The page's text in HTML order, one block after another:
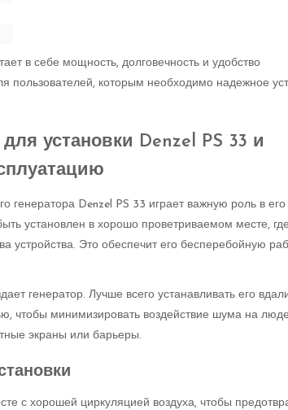
в себе мощность, долговечность и удобство
пользователей, которым необходимо надежное
установки Denzel PS 33 и
генератора Denzel PS 33 играет важную роль в его
установлен в хорошо проветриваемом месте, где
устройства. Это обеспечит его бесперебойную
генератор. Лучше всего устанавливать его
чтобы минимизировать воздействие шума на
экраны или барьеры.
с хорошей циркуляцией воздуха, чтобы